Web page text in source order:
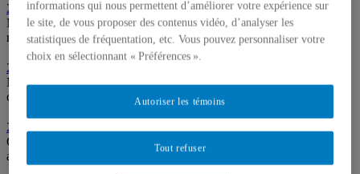
2017-A-17649
Modification du programme de maîtrise en carriérologie en une
maîtrise en counseling de carrière
2017-A-17650
Modification du programme de baccalauréat en développement de
carrière
2017-A-17651
Création du programme court de premier cycle en études
autochtones
informations qui nous permettent d’améliorer votre expérience sur
le site, de vous proposer des contenus vidéo, d’analyser les
statistiques de fréquentation, etc. Vous pouvez personnaliser votre
choix en sélectionnant « Préférences ».
Tout refuser
Autoriser les témoins